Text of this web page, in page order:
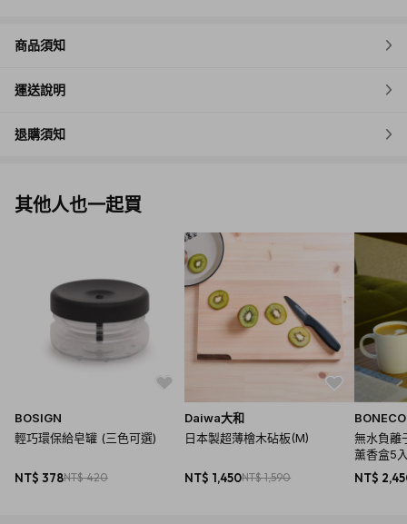
商品須知
運送說明
退購須知
其他人也一起買
BOSIGN
輕巧環保給皂罐 (三色可選)
NT$ 378NT$ 420
Daiwa大和
日本製超薄檜木砧板(M)
NT$ 1,450NT$ 1,590
無水負離
薰香盒5
NT$